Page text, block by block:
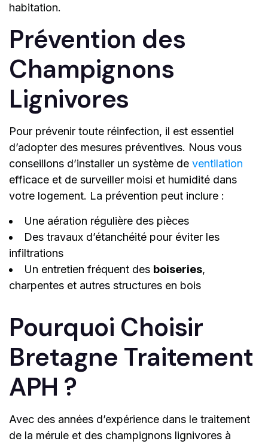
habitation.
Prévention des
Champignons
Lignivores
Pour prévenir toute réinfection, il est essentiel
d’adopter des mesures préventives. Nous vous
conseillons d’installer un système de ventilation
efficace et de surveiller moisi et humidité dans
votre logement. La prévention peut inclure :
Une aération régulière des pièces
Des travaux d’étanchéité pour éviter les
infiltrations
Un entretien fréquent des boiseries,
charpentes et autres structures en bois
Pourquoi Choisir
Bretagne Traitement
APH ?
Avec des années d’expérience dans le traitement
de la mérule et des champignons lignivores à